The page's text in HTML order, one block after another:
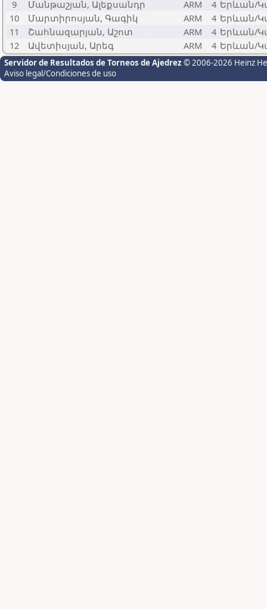
9
Մանթաշյան, Ալեքսանդր ARM 4 Երևան/
10
Մարտիրոսյան, Գագիկ ARM 4 Երևան/
11
Շահնազարյան, Աշոտ ARM 4 Երևան/
12
Ավետիսյան, Արեգ ARM 4 Երևան/
Servidor de Resultados de Torneos de Ajedrez © 2006-2026 Heinz
Aviso legal/Condiciones de uso